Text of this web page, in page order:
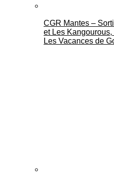
CGR Mantes –
et Les
Les Vacances de